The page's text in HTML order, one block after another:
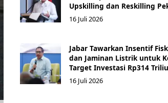
Upskilling dan Reskilling
16 Juli 2026
Jabar Tawarkan Insentif
dan Jaminan Listrik untuk
Target Investasi Rp314
16 Juli 2026